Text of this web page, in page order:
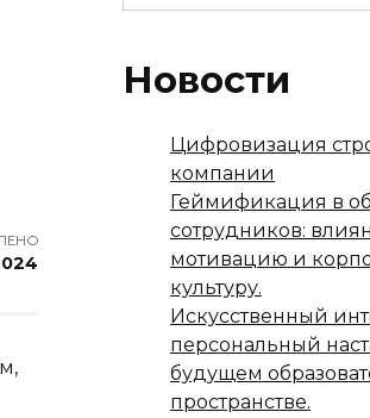
Новости
Цифровизация
компании
Геймификация в
сотрудников:
мотивацию и
культуру.
Искусственный
персональный
будущем
пространстве.